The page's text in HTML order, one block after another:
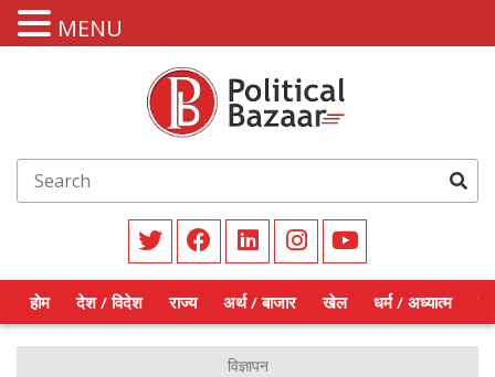
होम देश / विदेश राज्य अर्थ / बाजार खेल धर्म / अध्यात्म
MENU